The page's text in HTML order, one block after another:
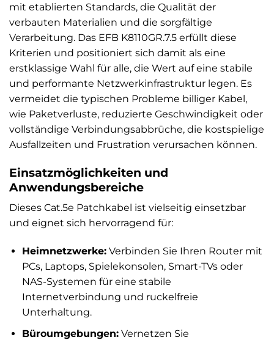
mit etablierten Standards, die Qualität der
verbauten Materialien und die sorgfältige
Verarbeitung. Das EFB K8110GR.7.5 erfüllt diese
Kriterien und positioniert sich damit als eine
erstklassige Wahl für alle, die Wert auf eine stabile
und performante Netzwerkinfrastruktur legen. Es
vermeidet die typischen Probleme billiger Kabel,
wie Paketverluste, reduzierte Geschwindigkeit oder
vollständige Verbindungsabbrüche, die kostspielige
Ausfallzeiten und Frustration verursachen können.
Einsatzmöglichkeiten und
Anwendungsbereiche
Dieses Cat.5e Patchkabel ist vielseitig einsetzbar
und eignet sich hervorragend für:
Heimnetzwerke:Verbinden Sie Ihren Router mit
PCs, Laptops, Spielekonsolen, Smart-TVs oder
NAS-Systemen für eine stabile
Internetverbindung und ruckelfreie
Unterhaltung.
Büroumgebungen:Vernetzen Sie